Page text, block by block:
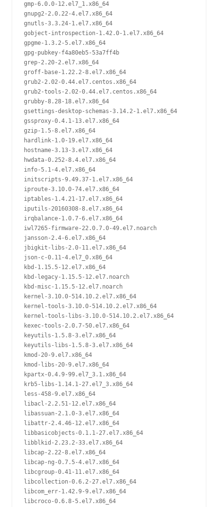
gmp-6.0.0-12.el7_1.x86_64
gnupg2-2.0.22-4.el7.x86_64
gnutls-3.3.24-1.el7.x86_64
gobject-introspection-1.42.0-1.el7.x86_64
gpgme-1.3.2-5.el7.x86_64
gpg-pubkey-f4a80eb5-53a7ff4b
grep-2.20-2.el7.x86_64
groff-base-1.22.2-8.el7.x86_64
grub2-2.02-0.44.el7.centos.x86_64
grub2-tools-2.02-0.44.el7.centos.x86_64
grubby-8.28-18.el7.x86_64
gsettings-desktop-schemas-3.14.2-1.el7.x86_64
gssproxy-0.4.1-13.el7.x86_64
gzip-1.5-8.el7.x86_64
hardlink-1.0-19.el7.x86_64
hostname-3.13-3.el7.x86_64
hwdata-0.252-8.4.el7.x86_64
info-5.1-4.el7.x86_64
initscripts-9.49.37-1.el7.x86_64
iproute-3.10.0-74.el7.x86_64
iptables-1.4.21-17.el7.x86_64
iputils-20160308-8.el7.x86_64
irqbalance-1.0.7-6.el7.x86_64
iwl7265-firmware-22.0.7.0-49.el7.noarch
jansson-2.4-6.el7.x86_64
jbigkit-libs-2.0-11.el7.x86_64
json-c-0.11-4.el7_0.x86_64
kbd-1.15.5-12.el7.x86_64
kbd-legacy-1.15.5-12.el7.noarch
kbd-misc-1.15.5-12.el7.noarch
kernel-3.10.0-514.10.2.el7.x86_64
kernel-tools-3.10.0-514.10.2.el7.x86_64
kernel-tools-libs-3.10.0-514.10.2.el7.x86_64
kexec-tools-2.0.7-50.el7.x86_64
keyutils-1.5.8-3.el7.x86_64
keyutils-libs-1.5.8-3.el7.x86_64
kmod-20-9.el7.x86_64
kmod-libs-20-9.el7.x86_64
kpartx-0.4.9-99.el7_3.1.x86_64
krb5-libs-1.14.1-27.el7_3.x86_64
less-458-9.el7.x86_64
libacl-2.2.51-12.el7.x86_64
libassuan-2.1.0-3.el7.x86_64
libattr-2.4.46-12.el7.x86_64
libbasicobjects-0.1.1-27.el7.x86_64
libblkid-2.23.2-33.el7.x86_64
libcap-2.22-8.el7.x86_64
libcap-ng-0.7.5-4.el7.x86_64
libcgroup-0.41-11.el7.x86_64
libcollection-0.6.2-27.el7.x86_64
libcom_err-1.42.9-9.el7.x86_64
libcroco-0.6.8-5.el7.x86_64